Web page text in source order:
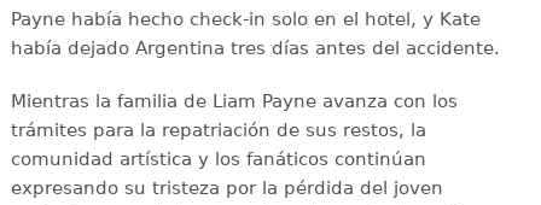
Payne había hecho check-in solo en el hotel, y Kate
había dejado Argentina tres días antes del accidente.
Mientras la familia de Liam Payne avanza con los
trámites para la repatriación de sus restos, la
comunidad artística y los fanáticos continúan
expresando su tristeza por la pérdida del joven